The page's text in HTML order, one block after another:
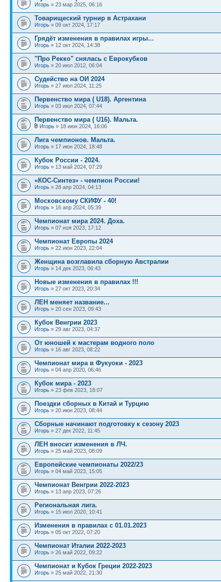
Игорь » 23 мар 2025, 06:16
Товарищеский турнир в Астрахани
Игорь » 09 окт 2024, 17:17
Грядёт изменения в правилах игры...
Игорь » 12 окт 2024, 14:38
"Про Рекко" снялась с Еврокубков
Игорь » 20 июл 2012, 06:04
Судейство на ОИ 2024
Игорь » 27 июл 2024, 11:25
Первенство мира ( U18). Аргентина
Игорь » 03 июл 2024, 07:44
Первенство мира ( U16). Мальта.
Игорь » 18 июн 2024, 16:06
Лига чемпионов. Мальта.
Игорь » 17 июн 2024, 18:48
Кубок России - 2024.
Игорь » 13 май 2024, 07:29
«КОС-Синтез» - чемпион России!
Игорь » 28 апр 2024, 04:13
Московскому СКИФУ - 40!
Игорь » 16 апр 2024, 05:39
Чемпионат мира 2024. Доха.
Игорь » 07 ноя 2023, 17:12
Чемпионат Европы 2024
Игорь » 22 июн 2023, 22:04
Женщина возглавила сборную Австралии
Игорь » 14 дек 2023, 06:43
Новые изменения в правилах !!!
Игорь » 27 окт 2023, 20:34
ЛЕН меняет название...
Игорь » 20 сен 2023, 09:43
Кубок Венгрии 2023
Игорь » 29 авг 2023, 04:37
От юношей к мастерам водного поло
Игорь » 16 авг 2023, 08:22
Чемпионат мира в Фукуоки - 2023
Игорь » 04 апр 2020, 06:46
Кубок мира - 2023
Игорь » 23 фев 2023, 18:07
Поездки сборных в Китай и Турцию
Игорь » 20 июн 2023, 08:44
Сборные начинают подготовку к сезону 2023
Игорь » 27 дек 2022, 11:45
ЛЕН вносит изменения в ЛЧ.
Игорь » 25 май 2023, 08:09
Европейские чемпионаты 2022/23
Игорь » 04 май 2023, 15:05
Чемпионат Венгрии 2022-2023
Игорь » 13 апр 2023, 07:26
Региональная лига.
Игорь » 15 июл 2020, 10:41
Изменения в правилах с 01.01.2023
Игорь » 05 окт 2022, 07:20
Чемпионат Италии 2022-2023
Игорь » 26 май 2022, 09:22
Чемпионат и Кубок Греции 2022-2023
Игорь » 25 май 2022, 21:30